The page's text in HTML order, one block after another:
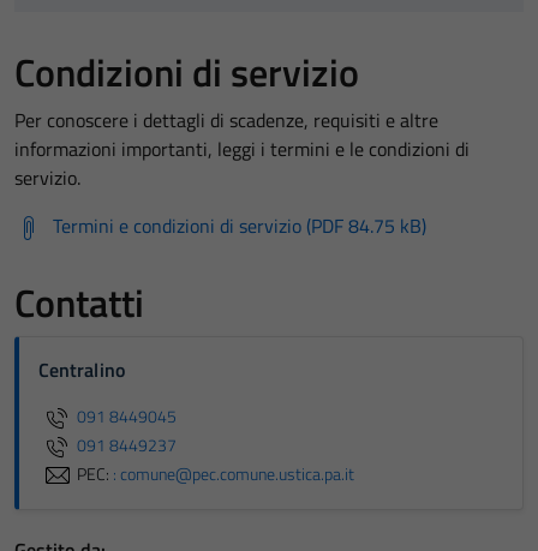
Condizioni di servizio
Per conoscere i dettagli di scadenze, requisiti e altre
informazioni importanti, leggi i termini e le condizioni di
servizio.
Termini e condizioni di servizio (PDF 84.75 kB)
Contatti
Centralino
091 8449045
091 8449237
PEC: : comune@pec.comune.ustica.pa.it